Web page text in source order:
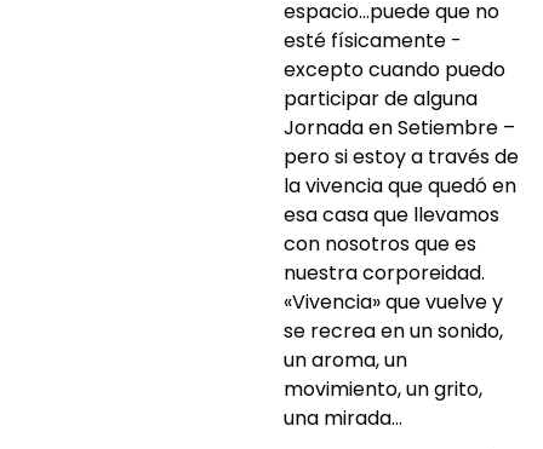
espacio…puede que no
esté físicamente -
excepto cuando puedo
participar de alguna
Jornada en Setiembre –
pero si estoy a través de
la vivencia que quedó en
esa casa que llevamos
con nosotros que es
nuestra corporeidad.
«Vivencia» que vuelve y
se recrea en un sonido,
un aroma, un
movimiento, un grito,
una mirada…